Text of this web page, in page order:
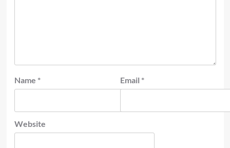
Name * Email *
Website